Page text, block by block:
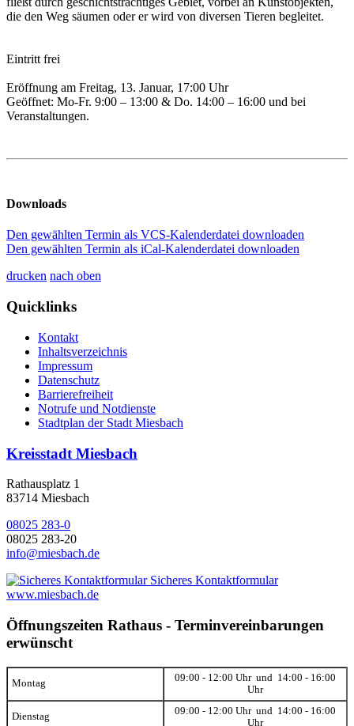
die den Weg säumen oder er wird von diversen Tieren begleitet.
Eintritt frei
Eröffnung am Freitag, 13. Januar, 17:00 Uhr
Geöffnet: Mo-Fr. 9:00 – 13:00 & Do. 14:00 – 16:00 und bei
Veranstaltungen.
Downloads
Den gewählten Termin als VCS-Kalenderdatei downloaden
Den gewählten Termin als iCal-Kalenderdatei downloaden
drucken nach oben
Quicklinks
Kontakt
Inhaltsverzeichnis
Impressum
Datenschutz
Barrierefreiheit
Notrufe und Notdienste
Stadtplan der Stadt Miesbach
Kreisstadt Miesbach
Rathausplatz 1
83714 Miesbach
08025 283-0
08025 283-20
info@miesbach.de
Sicheres Kontaktformular
www.miesbach.de
Öffnungszeiten Rathaus - Terminvereinbarungen
erwünscht
Montag
09:00 - 12:00 Uhr und 14:00 - 16:00
Uhr
Dienstag
09:00 - 12:00 Uhr und 14:00 - 16:00
Uhr